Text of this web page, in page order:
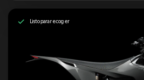
Listo para recoger